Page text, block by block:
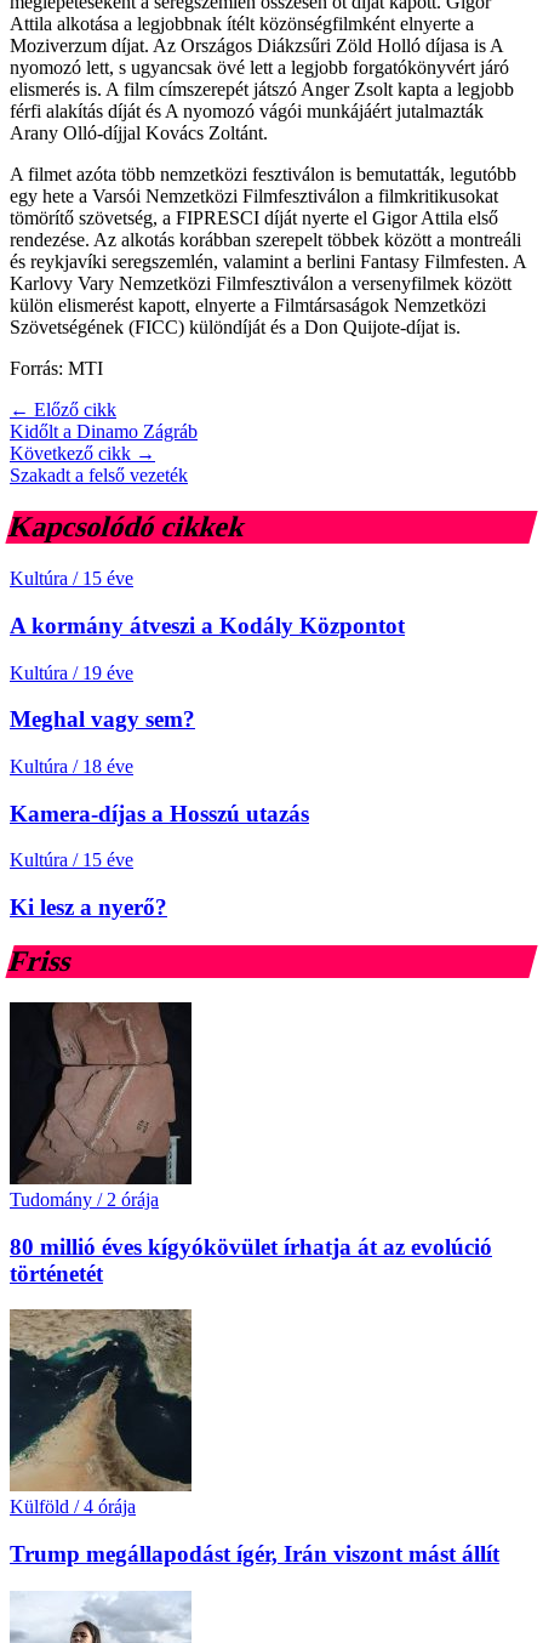
Attila alkotása a legjobbnak ítélt közönségfilmként elnyerte a
Moziverzum díjat. Az Országos Diákzsűri Zöld Holló díjasa is A
nyomozó lett, s ugyancsak övé lett a legjobb forgatókönyvért járó
elismerés is. A film címszerepét játszó Anger Zsolt kapta a legjobb
férfi alakítás díját és A nyomozó vágói munkájáért jutalmazták
Arany Olló-díjjal Kovács Zoltánt.
A filmet azóta több nemzetközi fesztiválon is bemutatták, legutóbb
egy hete a Varsói Nemzetközi Filmfesztiválon a filmkritikusokat
tömörítő szövetség, a FIPRESCI díját nyerte el Gigor Attila első
rendezése. Az alkotás korábban szerepelt többek között a montreáli
és reykjavíki seregszemlén, valamint a berlini Fantasy Filmfesten. A
Karlovy Vary Nemzetközi Filmfesztiválon a versenyfilmek között
külön elismerést kapott, elnyerte a Filmtársaságok Nemzetközi
Szövetségének (FICC) különdíját és a Don Quijote-díjat is.
Forrás: MTI
← Előző cikk
Kidőlt a Dinamo Zágráb
Következő cikk →
Szakadt a felső vezeték
Kapcsolódó cikkek
Kultúra / 15 éve
A kormány átveszi a Kodály Központot
Kultúra / 19 éve
Meghal vagy sem?
Kultúra / 18 éve
Kamera-díjas a Hosszú utazás
Kultúra / 15 éve
Ki lesz a nyerő?
Friss
Tudomány / 2 órája
80 millió éves kígyókövület írhatja át az evolúció
történetét
Külföld / 4 órája
Trump megállapodást ígér, Irán viszont mást állít